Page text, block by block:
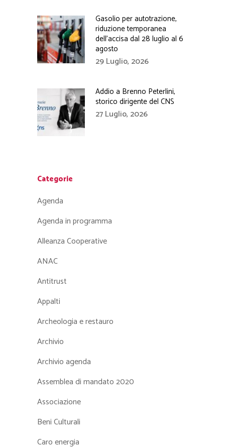
Gasolio per autotrazione,
riduzione temporanea
dell’accisa dal 28 luglio al 6
agosto
29 Luglio, 2026
Addio a Brenno Peterlini,
storico dirigente del CNS
27 Luglio, 2026
Categorie
Agenda
Agenda in programma
Alleanza Cooperative
ANAC
Antitrust
Appalti
Archeologia e restauro
Archivio
Archivio agenda
Assemblea di mandato 2020
Associazione
Beni Culturali
Caro energia